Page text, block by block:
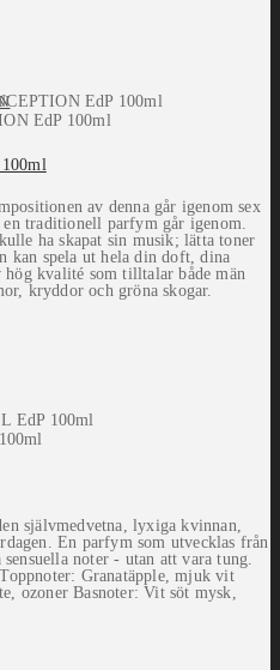
av denna går igenom sex
en traditionell parfym går igenom.
ha skapat sin musik; lätta toner
kan spela ut hela din doft, dina
hög kvalité som tilltalar både män
kryddor och gröna skogar.
självmedvetna, lyxiga kvinnan,
En parfym som utvecklas från
noter - utan att vara tung.
Granatäpple, mjuk vit
ozoner Basnoter: Vit söt mysk,